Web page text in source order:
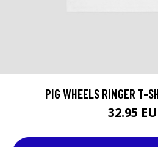
PIG WHEELS RINGER T-
32.95